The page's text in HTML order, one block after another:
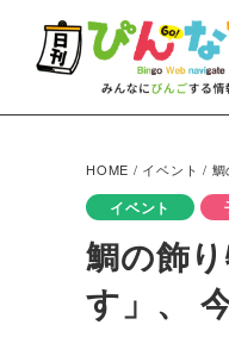
HOME / イベント /
イベント
鯛の飾
す」、